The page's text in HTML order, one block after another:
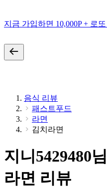
지금 가입하면 10,000P + 로
음식 리뷰
패스트푸드
라면
김치라면
지니5429480
라면 리뷰